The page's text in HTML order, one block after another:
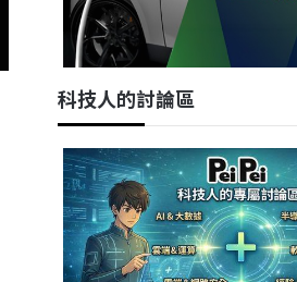
科技人的討論區